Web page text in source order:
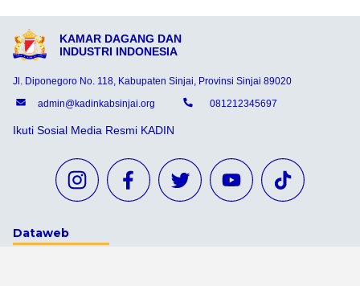
KAMAR DAGANG DAN
INDUSTRI INDONESIA
Jl. Diponegoro No. 118, Kabupaten Sinjai, Provinsi Sinjai 89020
admin@kadinkabsinjai.org
081212345697
Ikuti Sosial Media Resmi KADIN
Dataweb